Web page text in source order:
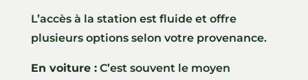
L’accès à la station est fluide et offre
plusieurs options selon votre provenance.
En voiture :C’est souvent le moyen